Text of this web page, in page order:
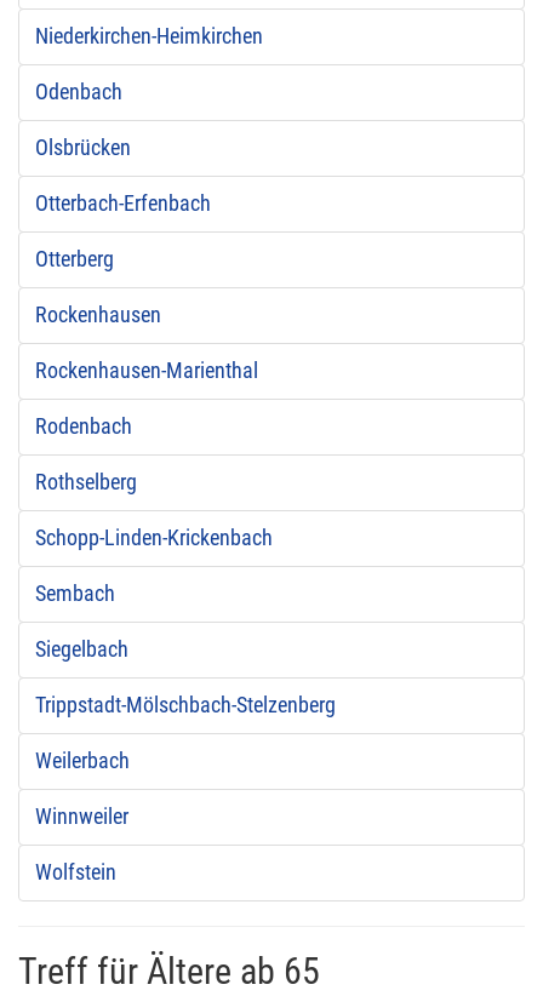
Niederkirchen-Heimkirchen
Odenbach
Olsbrücken
Otterbach-Erfenbach
Otterberg
Rockenhausen
Rockenhausen-Marienthal
Rodenbach
Rothselberg
Schopp-Linden-Krickenbach
Sembach
Siegelbach
Trippstadt-Mölschbach-Stelzenberg
Weilerbach
Winnweiler
Wolfstein
Treff für Ältere ab 65